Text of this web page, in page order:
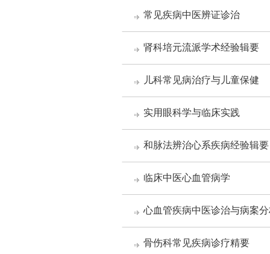
常见疾病中医辨证诊治
肾科培元流派学术经验辑要
儿科常见病治疗与儿童保健
实用眼科学与临床实践
和脉法辨治心系疾病经验辑要
临床中医心血管病学
心血管疾病中医诊治与病案
骨伤科常见疾病诊疗精要